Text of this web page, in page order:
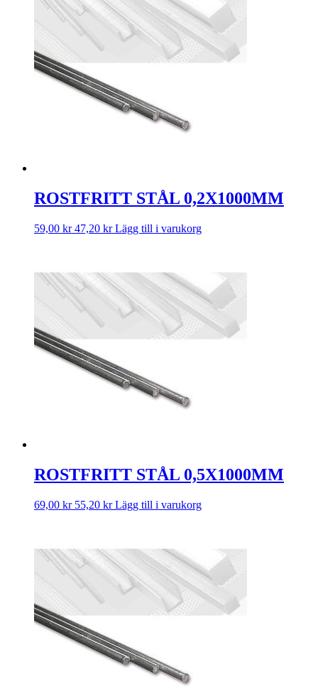
ROSTFRITT STÅL 0,2X1000MM
59,00 kr 47,20 kr Lägg till i varukorg
ROSTFRITT STÅL 0,5X1000MM
69,00 kr 55,20 kr Lägg till i varukorg